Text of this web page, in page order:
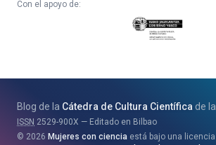
Con el apoyo de:
Eusko
Jaurlaritza
eta
Berrikuntza
Saila
Blog de la Cátedra de Cultura Científica de la
ISSN 2529-900X
Editado en Bilbao
2026 Mujeres con ciencia está bajo una licencia